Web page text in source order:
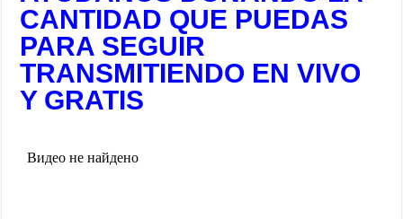
CANTIDAD QUE PUEDAS
PARA SEGUIR
TRANSMITIENDO EN VIVO
Y GRATIS